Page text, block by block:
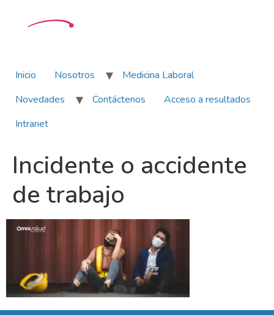
Inicio Nosotros
Medicina Laboral
Novedades
Contáctenos
Acceso a resultados
Intranet
Incidente o accidente
de trabajo